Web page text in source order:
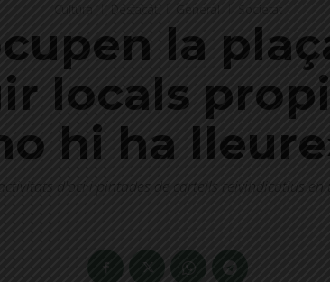
Destacat Societat
la
locals
hi ha
d'oci i pintades de cartells reivindicatius